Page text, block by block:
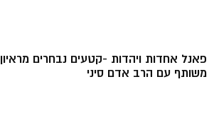
פאנל אחדות ויהדות -קטעים נבחרים מראיון
משותף עם הרב אדם סיני